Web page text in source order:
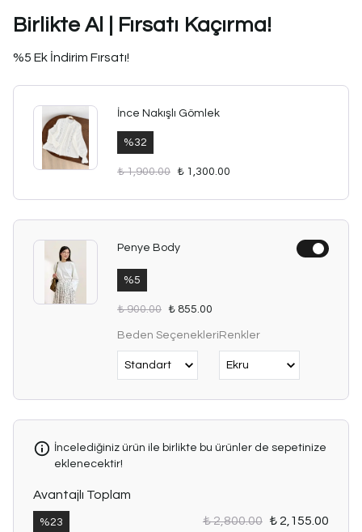
Birlikte Al | Fırsatı Kaçırma!
%5 Ek İndirim Fırsatı!
İnce Nakışlı Gömlek
%32
₺ 1,900.00 ₺ 1,300.00
Penye Body
%5
₺ 900.00 ₺ 855.00
Beden SeçenekleriRenkler
İncelediğiniz ürün ile birlikte bu ürünler de sepetinize
eklenecektir!
Avantajlı Toplam
%23 ₺ 2,800.00 ₺ 2,155.00